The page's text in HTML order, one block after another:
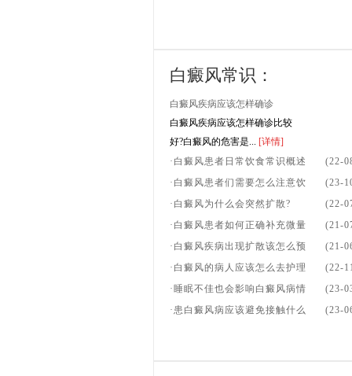
白癜风常识：
白癜风疾病应该怎样确诊
白癜风疾病应该怎样确诊比较
好?白癜风的危害是... [详情]
(22-
·白癜风患者日常饮食常识概述
(23-
·白癜风患者们需要怎么注意饮
(22-
·白癜风为什么会突然扩散?
(21-
·白癜风患者如何正确补充微量
(21-
·白癜风疾病出现扩散该怎么预
(22-
·白癜风的病人应该怎么去护理
(23-
·睡眠不佳也会影响白癜风病情
(23-
·患白癜风病应该避免接触什么